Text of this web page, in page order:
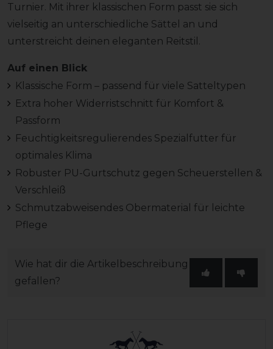
Turnier. Mit ihrer klassischen Form passt sie sich
vielseitig an unterschiedliche Sättel an und
unterstreicht deinen eleganten Reitstil.
Auf einen Blick
Klassische Form – passend für viele Satteltypen
Extra hoher Widerristschnitt für Komfort &
Passform
Feuchtigkeitsregulierendes Spezialfutter für
optimales Klima
Robuster PU-Gurtschutz gegen Scheuerstellen &
Verschleiß
Schmutzabweisendes Obermaterial für leichte
Pflege
Wie hat dir die Artikelbeschreibung
gefallen?